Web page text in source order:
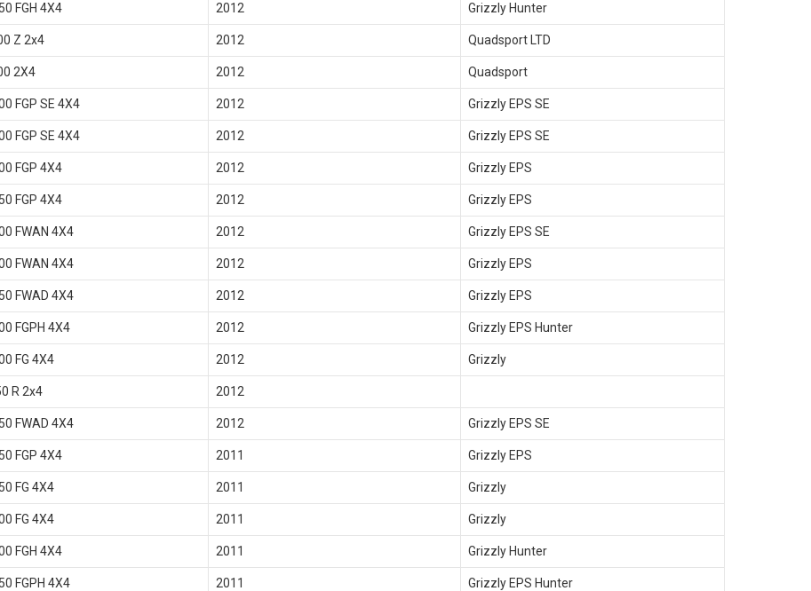
FGH 4X4 2012 Grizzly Hunter
Z 2x4 2012 Quadsport LTD
2X4 2012 Quadsport
FGP SE 4X4 2012 Grizzly EPS SE
FGP SE 4X4 2012 Grizzly EPS SE
FGP 4X4 2012 Grizzly EPS
FGP 4X4 2012 Grizzly EPS
FWAN 4X4 2012 Grizzly EPS SE
FWAN 4X4 2012 Grizzly EPS
FWAD 4X4 2012 Grizzly EPS
FGPH 4X4 2012 Grizzly EPS Hunter
FG 4X4 2012 Grizzly
R 2x4 2012
FWAD 4X4 2012 Grizzly EPS SE
FGP 4X4 2011 Grizzly EPS
FG 4X4 2011 Grizzly
FG 4X4 2011 Grizzly
FGH 4X4 2011 Grizzly Hunter
FGPH 4X4 2011 Grizzly EPS Hunter